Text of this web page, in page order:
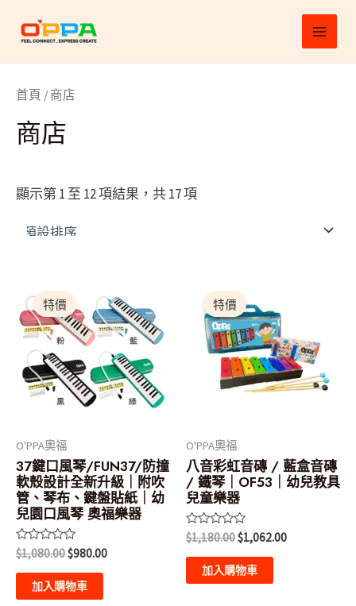
首頁 / 商店
商店
顯示第 1 至 12 項結果，共 17 項
特價
O'PPA奧福
37鍵口風琴/FUN37/防撞
軟殼設計全新升級｜附吹
管、琴布、鍵盤貼紙｜幼
兒園口風琴 奧福樂器
評
分
0
分
$1,080.00
始
價
格：
$1,080.00。
$980.00
前
價
格：
$980.00。
加入購物車
特價
O'PPA奧福
八音彩虹音磚 / 藍盒音磚
/ 鐵琴｜OF53｜幼兒教具
兒童樂器
評
分
0
分
$1,180.00
始
價
格：
$1,180.00。
$1,062.00
$1,062.00。
加入購物車